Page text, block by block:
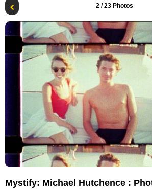
2/ 23 Photos
Mystify: Michael Hutchence :